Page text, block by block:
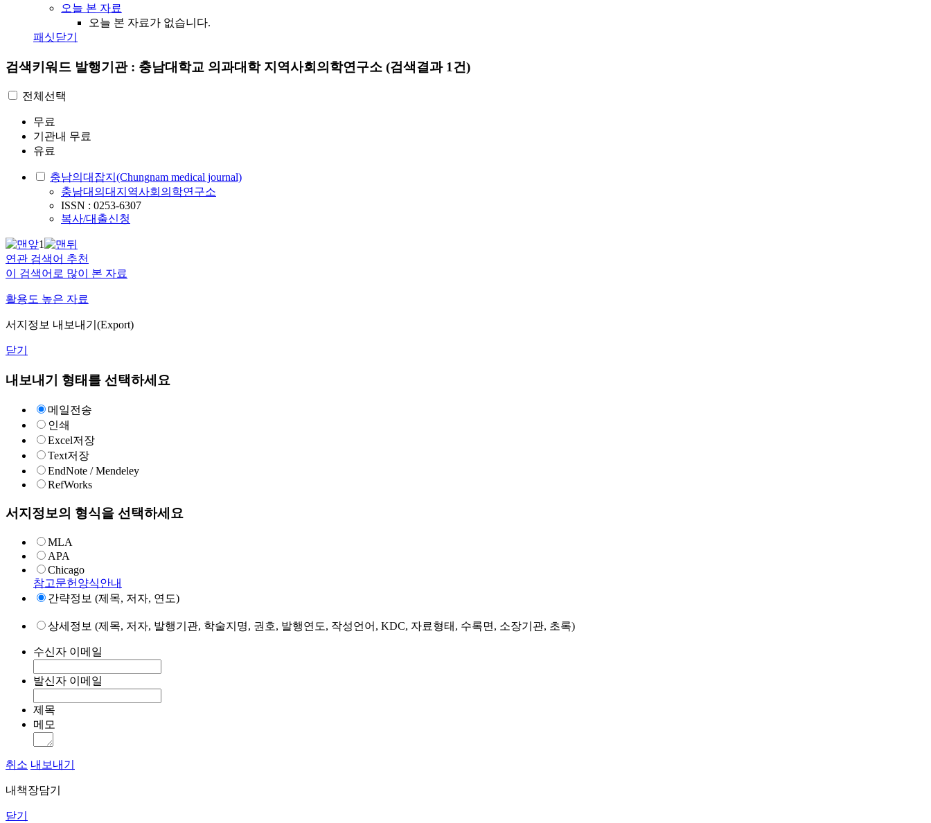
오늘 본 자료
오늘 본 자료가 없습니다.
패싯닫기
검색키워드 발행기관 : 충남대학교 의과대학 지역사회의학연구소 (검색결과 1건)
전체선택
무료
기관내 무료
유료
충남의대잡지(Chungnam medical journal)
충남대의대지역사회의학연구소
ISSN : 0253-6307
복사/대출신청
1
연관 검색어 추천
이 검색어로 많이 본 자료
활용도 높은 자료
서지정보 내보내기(Export)
닫기
내보내기 형태를 선택하세요
메일전송
인쇄
Excel저장
Text저장
EndNote / Mendeley
RefWorks
서지정보의 형식을 선택하세요
MLA
APA
Chicago
참고문헌양식안내
간략정보 (제목, 저자, 연도)
상세정보 (제목, 저자, 발행기관, 학술지명, 권호, 발행연도, 작성언어, KDC, 자료형태, 수록면, 소장기관, 초록)
수신자 이메일
발신자 이메일
제목
메모
취소 내보내기
내책장담기
닫기